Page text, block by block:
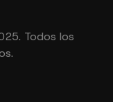
Todos los